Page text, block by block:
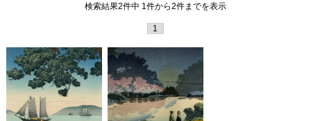
検索結果2件中 1件から2件までを表示
1